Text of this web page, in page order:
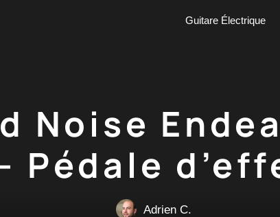
Guitare Électrique
Noise
Pédale
Adrien C.